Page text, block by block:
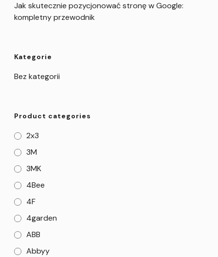
Jak skutecznie pozycjonować stronę w Google:
kompletny przewodnik
Kategorie
Bez kategorii
Product categories
2x3
3M
3MK
4Bee
4F
4garden
ABB
Abbyy